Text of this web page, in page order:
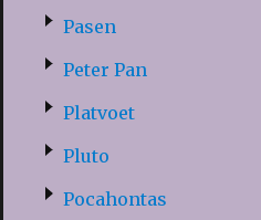
Pasen
Peter Pan
Platvoet
Pluto
Pocahontas